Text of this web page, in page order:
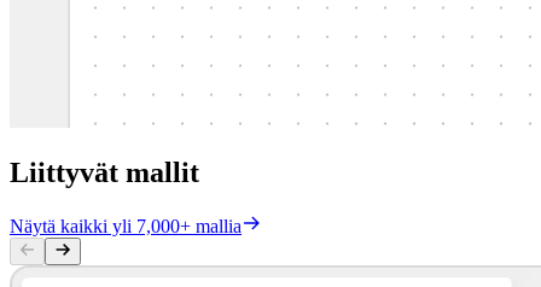
Liittyvät mallit
Näytä kaikki yli 7,000+ mallia